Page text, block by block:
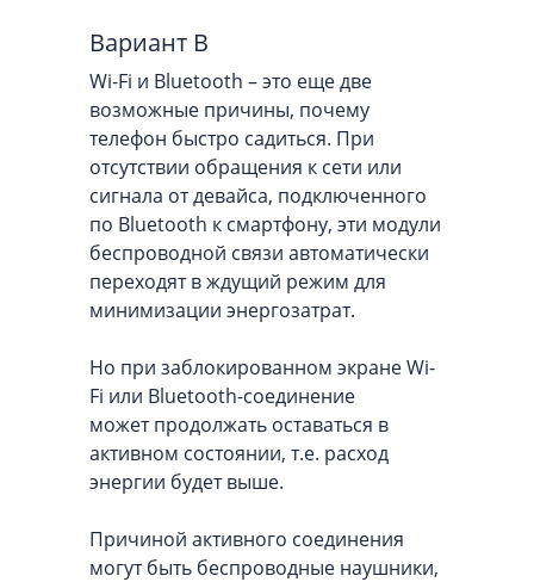
Вариант В
Wi-Fi и Bluetooth – это еще две
возможные причины, почему
телефон быстро садиться. При
отсутствии обращения к сети или
сигнала от девайса, подключенного
по Bluetooth к смартфону, эти модули
беспроводной связи автоматически
переходят в ждущий режим для
минимизации энергозатрат.
Но при заблокированном экране Wi-
Fi или Bluetooth-соединение
может продолжать оставаться в
активном состоянии, т.е. расход
энергии будет выше.
Причиной активного соединения
могут быть беспроводные наушники,